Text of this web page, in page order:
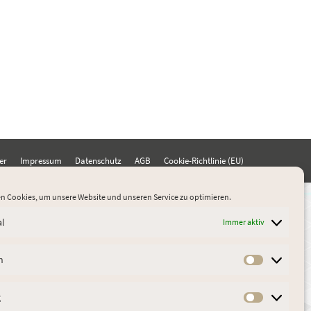
Cookies, um unsere Website und unseren Service zu optimieren.
Immer aktiv
Impressum Datenschutz AGB Cookie-Richtlinie (EU)